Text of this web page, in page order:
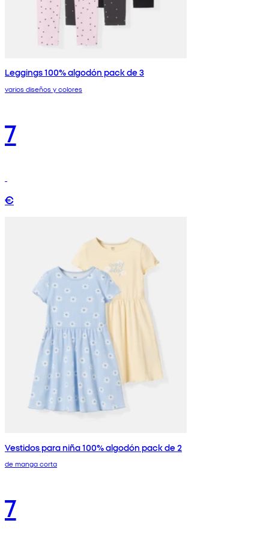
Leggings 100% algodón pack de 3
varios diseños y colores
7
€
Vestidos para niña 100% algodón pack de 2
de manga corta
7